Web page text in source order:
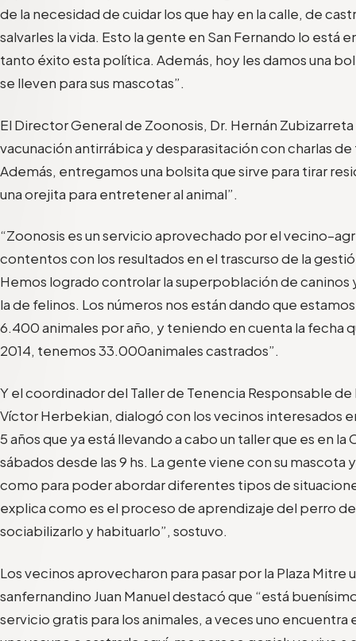
de la necesidad de cuidar los que hay en la calle, de
salvarles la vida. Esto la gente en San Fernando lo está
tanto éxito esta política. Además, hoy les damos una
se lleven para sus mascotas”.
El Director General de Zoonosis, Dr. Hernán Zubizarreta
vacunación antirrábica y desparasitación con charlas
Además, entregamos una bolsita que sirve para tirar
una orejita para entretener al animal”.
“Zoonosis es un servicio aprovechado por el vecino
contentos con los resultados en el trascurso de la
Hemos logrado controlar la superpoblación de caninos
la de felinos. Los números nos están dando que
6.400 animales por año, y teniendo en cuenta la fecha
2014, tenemos 33.000animales castrados”.
Y el coordinador del Taller de Tenencia Responsable
VíctorHerbekian, dialogó con los vecinos interesados
5 años que ya está llevando a cabo un taller que es en la
sábados desde las 9 hs. La gente viene con su mascota
como para poder abordar diferentes tipos de
explica como es el proceso de aprendizaje del perro
sociabilizarlo y habituarlo”, sostuvo.
Los vecinos aprovecharon para pasar por la Plaza Mitre
sanfernandino Juan Manueldestacó que “está
servicio gratis para los animales, aveces uno encuentra